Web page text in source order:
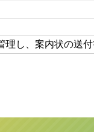
し、案内状の送